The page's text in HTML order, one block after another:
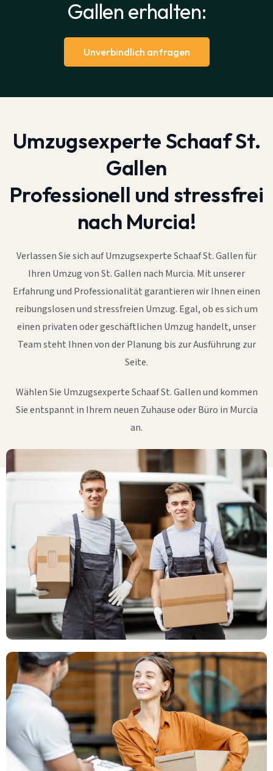
Gallen erhalten:
Unverbindlich anfragen
Umzugsexperte Schaaf St.
Gallen
Professionell und stressfrei
nach Murcia!
Verlassen Sie sich auf Umzugsexperte Schaaf St. Gallen für
Ihren Umzug von St. Gallen nach Murcia. Mit unserer
Erfahrung und Professionalität garantieren wir Ihnen einen
reibungslosen und stressfreien Umzug. Egal, ob es sich um
einen privaten oder geschäftlichen Umzug handelt, unser
Team steht Ihnen von der Planung bis zur Ausführung zur
Seite.
Wählen Sie Umzugsexperte Schaaf St. Gallen und kommen
Sie entspannt in Ihrem neuen Zuhause oder Büro in Murcia
an.